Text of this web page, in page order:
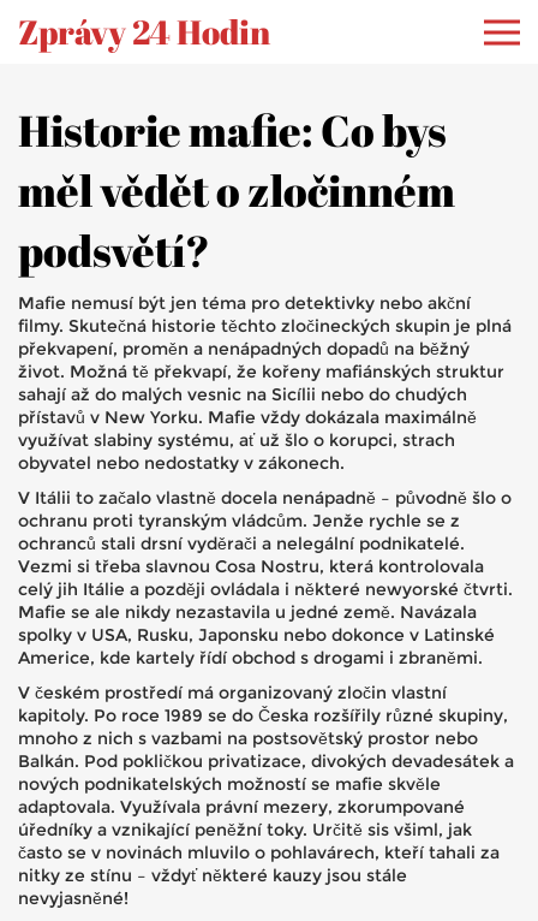
Zprávy 24 Hodin
Historie mafie: Co bys
měl vědět o zločinném
podsvětí?
Mafie nemusí být jen téma pro detektivky nebo akční
filmy. Skutečná historie těchto zločineckých skupin je plná
překvapení, proměn a nenápadných dopadů na běžný
život. Možná tě překvapí, že kořeny mafiánských struktur
sahají až do malých vesnic na Sicílii nebo do chudých
přístavů v New Yorku. Mafie vždy dokázala maximálně
využívat slabiny systému, ať už šlo o korupci, strach
obyvatel nebo nedostatky v zákonech.
V Itálii to začalo vlastně docela nenápadně – původně šlo o
ochranu proti tyranským vládcům. Jenže rychle se z
ochranců stali drsní vyděrači a nelegální podnikatelé.
Vezmi si třeba slavnou Cosa Nostru, která kontrolovala
celý jih Itálie a později ovládala i některé newyorské čtvrti.
Mafie se ale nikdy nezastavila u jedné země. Navázala
spolky v USA, Rusku, Japonsku nebo dokonce v Latinské
Americe, kde kartely řídí obchod s drogami i zbraněmi.
V českém prostředí má organizovaný zločin vlastní
kapitoly. Po roce 1989 se do Česka rozšířily různé skupiny,
mnoho z nich s vazbami na postsovětský prostor nebo
Balkán. Pod pokličkou privatizace, divokých devadesátek a
nových podnikatelských možností se mafie skvěle
adaptovala. Využívala právní mezery, zkorumpované
úředníky a vznikající peněžní toky. Určitě sis všiml, jak
často se v novinách mluvilo o pohlavárech, kteří tahali za
nitky ze stínu – vždyť některé kauzy jsou stále
nevyjasněné!